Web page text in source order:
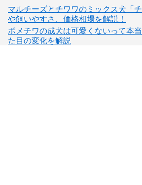
マルチーズとチワワのミックス犬「
や飼いやすさ、価格相場を解説！
ポメチワの成犬は可愛くないって本
た目の変化を解説